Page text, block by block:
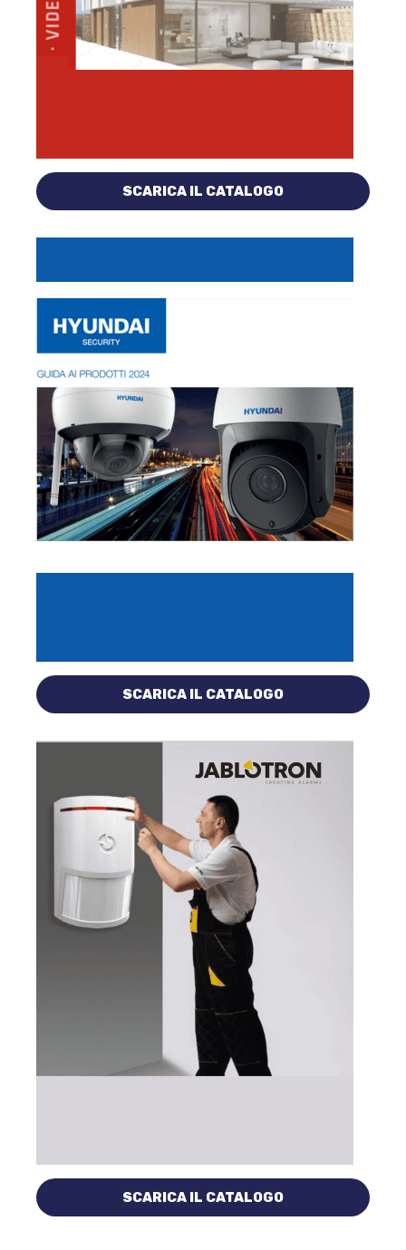
SCARICA IL CATALOGO
SCARICA IL CATALOGO
SCARICA IL CATALOGO